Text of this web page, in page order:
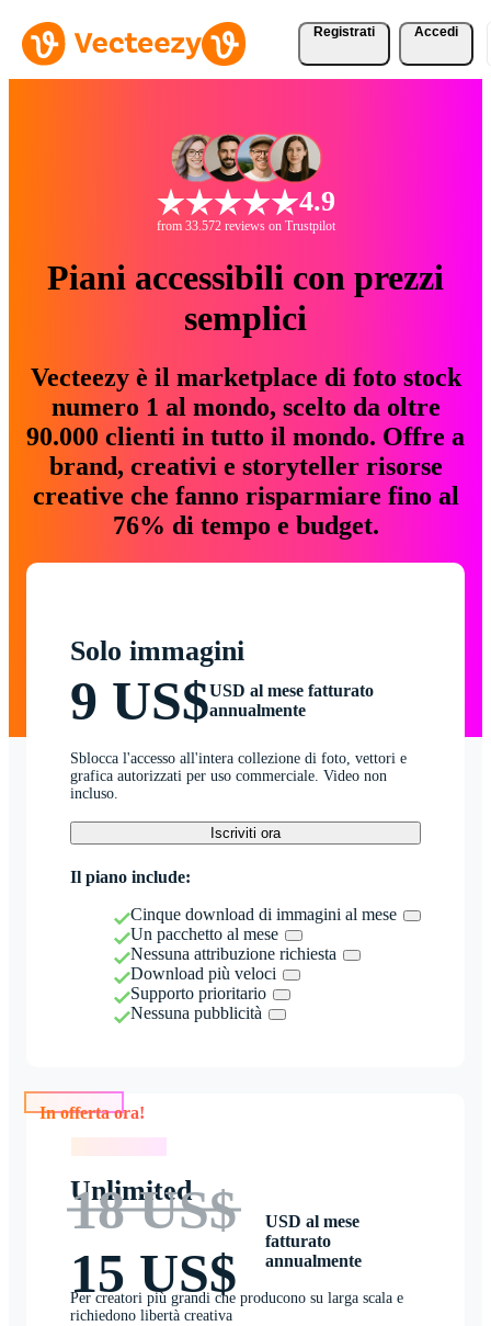
Registrati Accedi
4.9
from 33.572 reviews on Trustpilot
Piani accessibili con prezzi
semplici
Vecteezy è il marketplace di foto stock
numero 1 al mondo, scelto da oltre
90.000 clienti in tutto il mondo. Offre a
brand, creativi e storyteller risorse
creative che fanno risparmiare fino al
76% di tempo e budget.
Solo immagini
9 US$USD al mese fatturato
annualmente
Sblocca l'accesso all'intera collezione di foto, vettori e
grafica autorizzati per uso commerciale. Video non
incluso.
Iscriviti ora
Il piano include:
Cinque download di immagini al mese
Un pacchetto al mese
Nessuna attribuzione richiesta
Download più veloci
Supporto prioritario
Nessuna pubblicità
Unlimited
18 US$
15 US$
USD al mese
fatturato
annualmente
Per creatori più grandi che producono su larga scala e
richiedono libertà creativa